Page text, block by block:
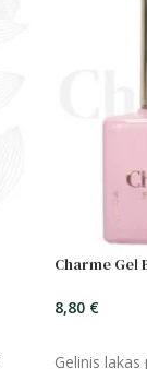
Charme Gel
8,80 €
Gelinis